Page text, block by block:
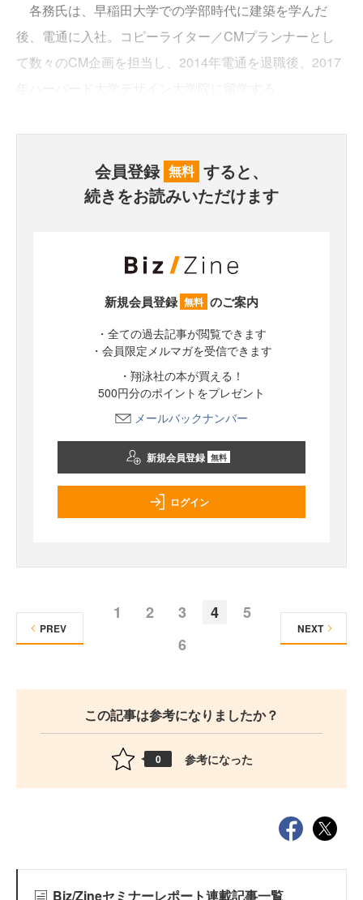
各務氏は、早稲田大学での学部時代に建築を学んだ
後、電通に入社。コピーライター／CMプランナーとし
て数々のCM企画を担当し、2014年電通を退職後、2017
会員登録 無料 すると、
続きをお読みいただけます
新規会員登録 無料 のご案内
・全ての過去記事が閲覧できます
・会員限定メルマガを受信できます
・翔泳社の本が買える！
500円分のポイントをプレゼント
メールバックナンバー
新規会員登録 無料
ログイン
1 2 3 4
5
6
PREV NEXT
この記事は参考になりましたか？
0 参考になった
Biz/Zineセミナーレポート連載記事一覧